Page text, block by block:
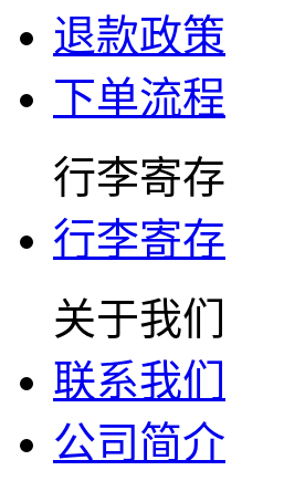
退款政策
下单流程
行李寄存
行李寄存
关于我们
联系我们
公司简介